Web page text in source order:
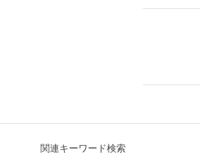
関連キーワード検索